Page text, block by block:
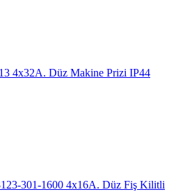
4x32A. Düz Makine Prizi IP44
301-1600 4x16A. Düz Fiş Kilitli